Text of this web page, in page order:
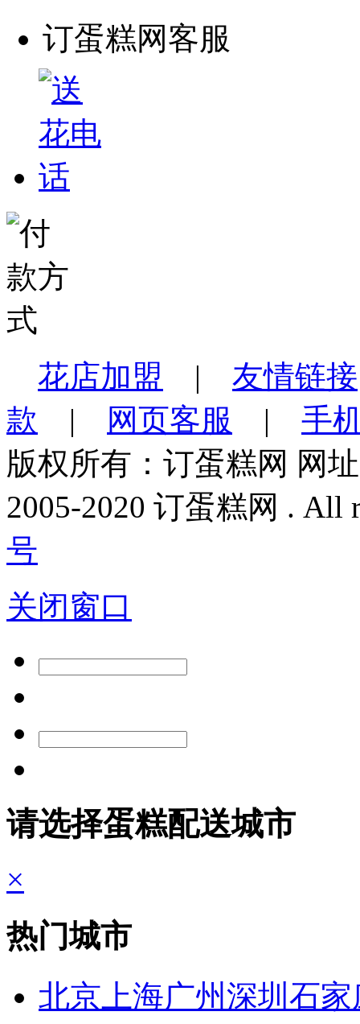
订蛋糕网客服
花店加盟 | 友情链接
款 | 网页客服 | 手
版权所有：订蛋糕网 网
2005-2020 订蛋糕网 . All
号
关闭窗口
请选择蛋糕配送城市
×
热门城市
北京 上海广州深圳 石家